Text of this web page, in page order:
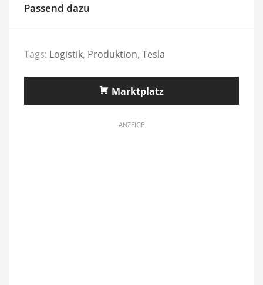
Passend dazu
Tags: Logistik, Produktion, Tesla
Marktplatz
ANZEIGE